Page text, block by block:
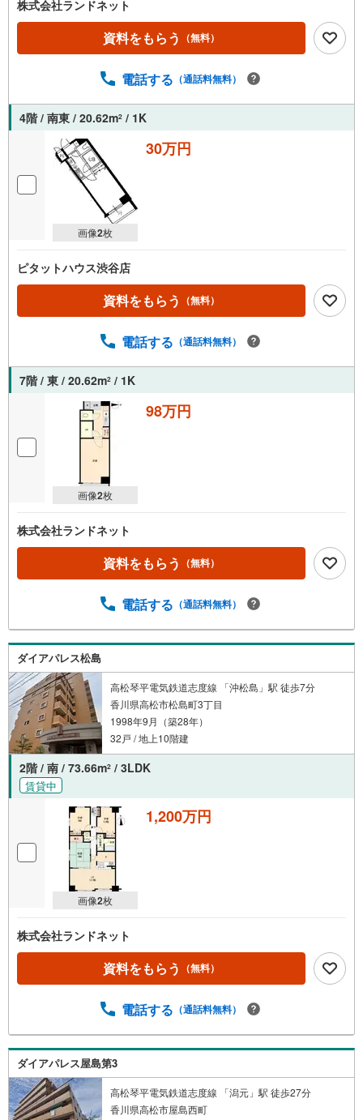
株式会社ランドネット
資料をもらう （無料）
電話する （通話料無料）
4階 / 南東 / 20.62m2 / 1K
画像2枚
30万円
ピタットハウス渋谷店
資料をもらう （無料）
電話する （通話料無料）
7階 / 東 / 20.62m2 / 1K
画像2枚
98万円
株式会社ランドネット
資料をもらう （無料）
電話する （通話料無料）
ダイアパレス松島
高松琴平電気鉄道志度線 「沖松島」駅 徒歩7分
香川県高松市松島町3丁目
1998年9月（築28年）
32戸 / 地上10階建
2階 / 南 / 73.66m2 / 3LDK
賃貸中
画像2枚
1,200万円
株式会社ランドネット
資料をもらう （無料）
電話する （通話料無料）
ダイアパレス屋島第3
高松琴平電気鉄道志度線 「潟元」駅 徒歩27分
香川県高松市屋島西町